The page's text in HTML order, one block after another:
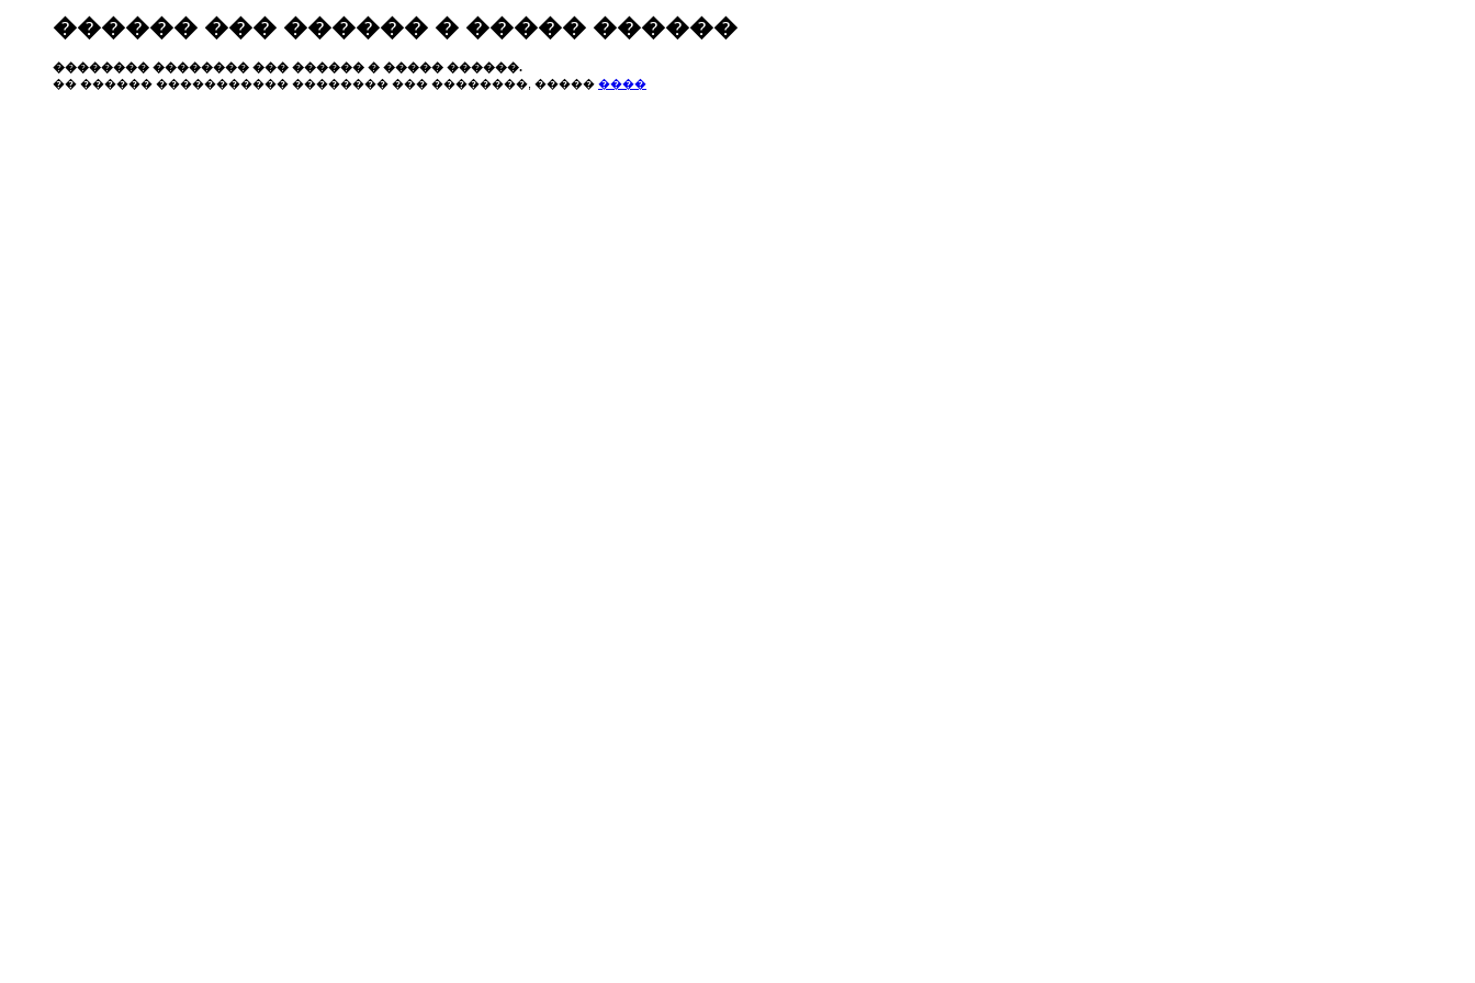
������ ��� ������ � ����� ������
�������� �������� ��� ������ � ����� ������.
�� ������ ����������� �������� ��� ��������, ����� ����